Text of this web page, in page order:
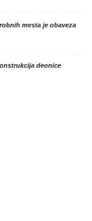
mesta je obaveza
deonice